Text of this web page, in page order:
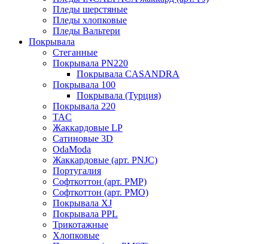
Пледы шерстяные
Пледы хлопковые
Пледы Вальтери
Покрывала
Стеганные
Покрывала PN220
Покрывала CASANDRA
Покрывала 100
Покрывала (Турция)
Покрывала 220
TAC
Жаккардовые LP
Сатиновые 3D
OdaModa
Жаккардовые (арт. PNJC)
Португалия
Софткоттон (арт. PMP)
Софткоттон (арт. PMO)
Покрывала XJ
Покрывала PPL
Трикотажные
Хлопковые